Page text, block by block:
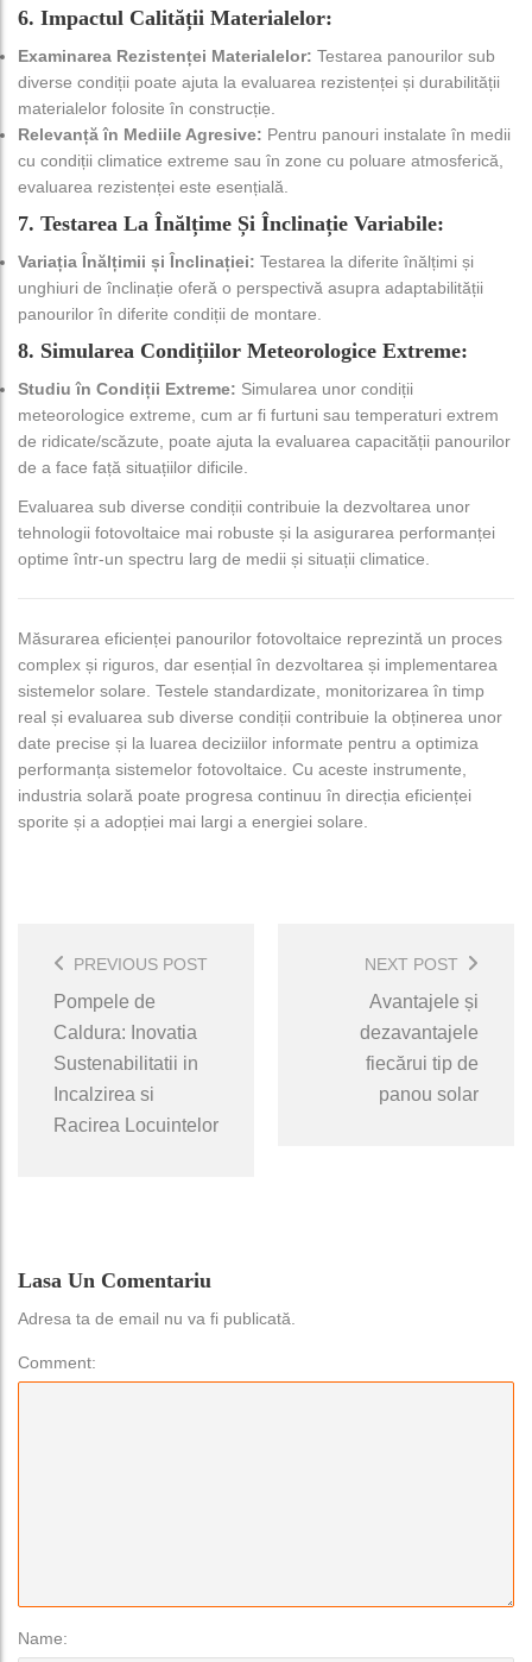
6. Impactul Calității Materialelor:
Examinarea Rezistenței Materialelor: Testarea panourilor sub
diverse condiții poate ajuta la evaluarea rezistenței și durabilității
materialelor folosite în construcție.
Relevanță în Mediile Agresive: Pentru panouri instalate în medii
cu condiții climatice extreme sau în zone cu poluare atmosferică,
evaluarea rezistenței este esențială.
7. Testarea La Înălțime Și Înclinație Variabile:
Variația Înălțimii și Înclinației: Testarea la diferite înălțimi și
unghiuri de înclinație oferă o perspectivă asupra adaptabilității
panourilor în diferite condiții de montare.
8. Simularea Condițiilor Meteorologice Extreme:
Studiu în Condiții Extreme: Simularea unor condiții
meteorologice extreme, cum ar fi furtuni sau temperaturi extrem
de ridicate/scăzute, poate ajuta la evaluarea capacității panourilor
de a face față situațiilor dificile.
Evaluarea sub diverse condiții contribuie la dezvoltarea unor
tehnologii fotovoltaice mai robuste și la asigurarea performanței
optime într-un spectru larg de medii și situații climatice.
Măsurarea eficienței panourilor fotovoltaice reprezintă un proces
complex și riguros, dar esențial în dezvoltarea și implementarea
sistemelor solare. Testele standardizate, monitorizarea în timp
real și evaluarea sub diverse condiții contribuie la obținerea unor
date precise și la luarea deciziilor informate pentru a optimiza
performanța sistemelor fotovoltaice. Cu aceste instrumente,
industria solară poate progresa continuu în direcția eficienței
sporite și a adopției mai largi a energiei solare.
Navigation
PREVIOUS POST
Pompele de
Caldura: Inovatia
Sustenabilitatii in
Incalzirea si
Racirea Locuintelor
NEXT POST
Avantajele și
dezavantajele
fiecărui tip de
panou solar
Lasa Un Comentariu
Adresa ta de email nu va fi publicată.
Comment:
Name: